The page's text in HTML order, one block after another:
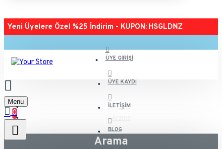
Yeni Üyelere Özel %25 İndirim - KUPON: HSGLDNZ
ÜYE GIRIŞI
ÜYE KAYDI
İLETIŞIM
BLOG
Menu
0
Arama
Arama